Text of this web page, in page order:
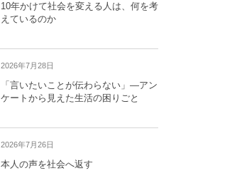
10年かけて社会を変える人は、何を考
えているのか
2026年7月28日
「言いたいことが伝わらない」―アン
ケートから見えた生活の困りごと
2026年7月26日
本人の声を社会へ返す